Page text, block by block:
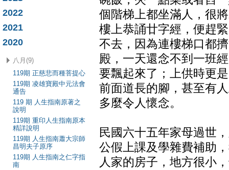
2022
2021
2020
八月(9)
119期 正慈悲而種菩提心
119期 凌雄寶殿中元法會
通告
119 期 人生指南原著之
說明
119期 重印人生指南原本
精詳說明
119期 人生指南蕭大宗師
昌明夫子原序
119期 人生指南之仁字指
南
個階梯上都坐滿人，很
樓上恭誦廿字經，便趕
不去，因為連樓梯口都
殿，一天還念不到一班
要飄起來了；上供時更
前面道長的腳，甚至有
多麼令人懷念。
民國六十五年家母過世
公假上課及學雜費補助
人家的房子，地方很小